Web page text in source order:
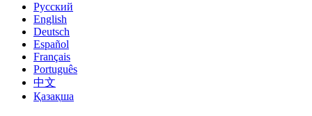
Русский
English
Deutsch
Español
Français
Português
中文
Қазақша